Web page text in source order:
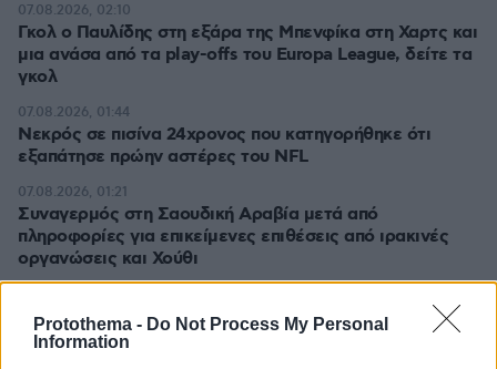
Protothema - Do Not Process My Personal
Information
Γκολ ο Παυλίδης στη εξάρα της Μπενφίκα στη Χαρτς και
μια ανάσα από τα play-offs του Europa League, δείτε τα
γκολ
07.08.2026, 02:10
Νεκρός σε πισίνα 24χρονος που κατηγορήθηκε ότι
εξαπάτησε πρώην αστέρες του NFL
07.08.2026, 01:44
Συναγερμός στη Σαουδική Αραβία μετά από
πληροφορίες για επικείμενες επιθέσεις από ιρακινές
οργανώσεις και Χούθι
07.08.2026, 01:21
Ο Ρόμπι Γουίλιαμς έφυγε, αλλά το γιγαντιαίο ρομπότ
του έμεινε και «τρομάζει» τους γείτονες